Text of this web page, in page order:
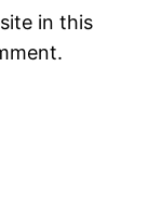
in this